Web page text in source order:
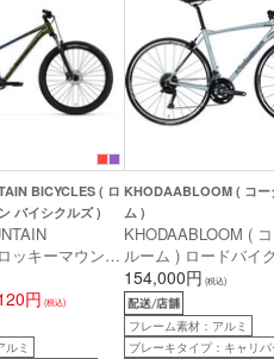
BICYCLES ( ロ
バイシクルズ )
ッキーマウンテ
) マウンテン
10 ( フュージ
/グリーン M (
前後 )
円 (税込)
ルミ
KHODAABLOOM ( コー
ム )
KHODAABLOOM (
ルーム ) ロードバイ
SL2 ( ファーナ SL2 )
グレー 500 ( 身長目安
後 )
154,000円 (税込)
フレーム素材：アルミ
ブレーキタイプ：キャリパ